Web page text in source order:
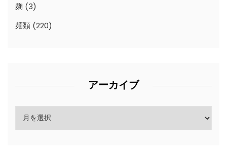
麹 (3)
麺類 (220)
アーカイブ